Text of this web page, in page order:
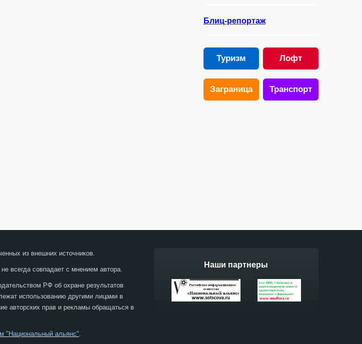
Блиц-репортаж
Туризм Лофт
Заграница Транспорт
из внешних источников.
всегда совпадает с мнением автора.
РФ об охране результатов
использованию другими лицами в
авторских прав и рекламы обращаться в
"Национальный альянс".
Наши партнеры